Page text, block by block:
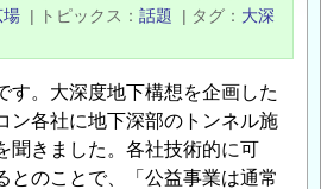
場 | トピックス 話題 | タグ
大深
す。大深度地下構想を企画した
ン各社に地下深部のトンネル施
聞きました。各社技術的に可
とのことで、「公益事業は通常